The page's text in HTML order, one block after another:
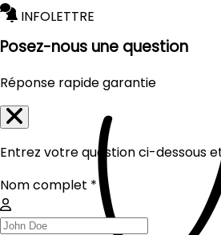
INFOLETTRE
Posez-nous une question
Réponse rapide garantie
Entrez votre question ci-dessous
Nom complet *